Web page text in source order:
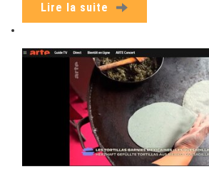
Lire la suite